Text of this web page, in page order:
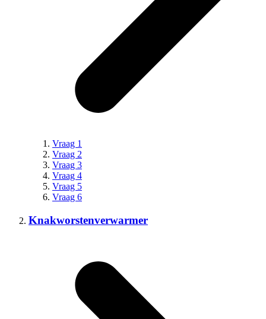
Vraag 1
Vraag 2
Vraag 3
Vraag 4
Vraag 5
Vraag 6
Knakworstenverwarmer